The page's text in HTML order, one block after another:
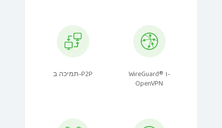
תמיכה ב-P2P WireGuard® ו-
OpenVPN